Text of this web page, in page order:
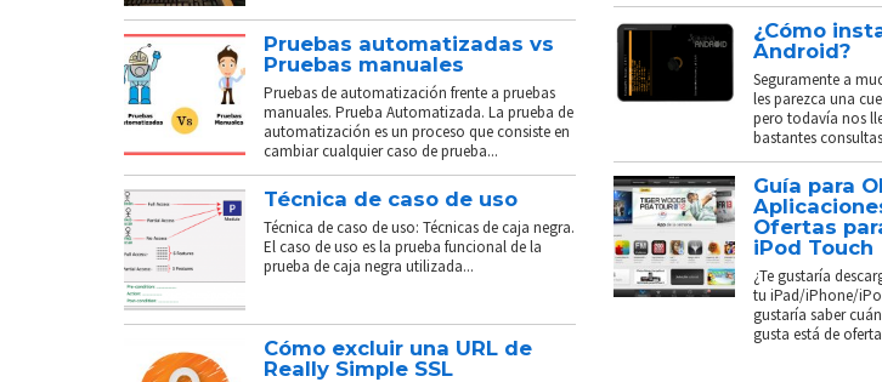
Pruebas automatizadas vs
Pruebas manuales
Pruebas de automatización frente a pruebas
manuales. Prueba Automatizada. La prueba de
automatización es un proceso que consiste en
cambiar cualquier caso de prueba...
Técnica de caso de uso
Técnica de caso de uso: Técnicas de caja negra.
El caso de uso es la prueba funcional de la
prueba de caja negra utilizada...
Cómo excluir una URL de
Really Simple SSL
¿Cómo
Android?
Seguramente a
les parezca una
pero todavía nos
bastantes
Guía para
Ofertas
iPod Touch
¿Te gustaría
tu iPad/iPhone/
gustaría saber
gusta está de